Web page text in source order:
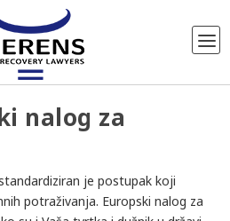
nalog za
je postupak koji
potraživanja. Europski nalog za